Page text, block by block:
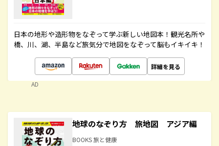
日本の地形や造形物をなぞって学ぶ新しい地図本！観光名所や
橋、川、湖、半島など旅気分で地図をなぞって脳もイキイキ！
詳細を見る
AD
地球のなぞり方 旅地図 アジア編
BOOKS 旅と健康